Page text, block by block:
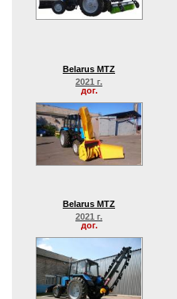
Belarus MTZ
2021 г.
дог.
Belarus MTZ
2021 г.
дог.